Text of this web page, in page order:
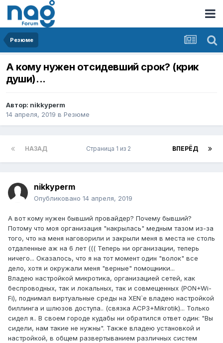
Резюме
А кому нужен отсидевший срок? (крик
души)...
Автор: nikkyperm
14 апреля, 2019 в Резюме
НАЗАД ВПЕРЁД
Страница 1 из 2
nikkyperm
Опубликовано 14 апреля, 2019
А вот кому нужен бывший провайдер? Почему бывший?
Потому что моя организация "накрылась" медным тазом из-за
того, что на меня наговорили и закрыли меня в места не столь
отдаленные аж на 6 лет ((( Теперь ни организации, теперь
ничего... Оказалось, что я на тот момент один "волок" все
дело, хотя и окружали меня "верные" помощники...
Владею настройкой микротика, организацией сетей, как
беспроводных, так и локальных, так и совмещенных (PON+Wi-
Fi), поднимал виртуальные среды на XEN`e владею настройкой
биллинга и шлюзов доступа.. (связка ACP3+Mikrotik)... Только
сидел я.. В своем городе кудабы ни обратился ответ один: "Вы
сидели, нам такие не нужны". Также владею установкой и
настройкой, в общем развертыванием различных систем